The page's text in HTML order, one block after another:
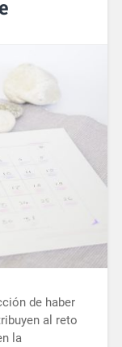
de haber
al reto
la